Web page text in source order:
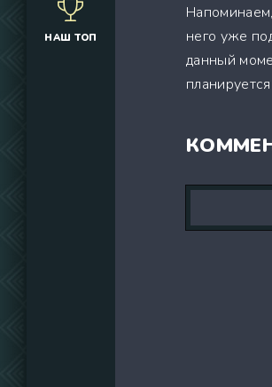
НАШ ТОП
него уже
данный